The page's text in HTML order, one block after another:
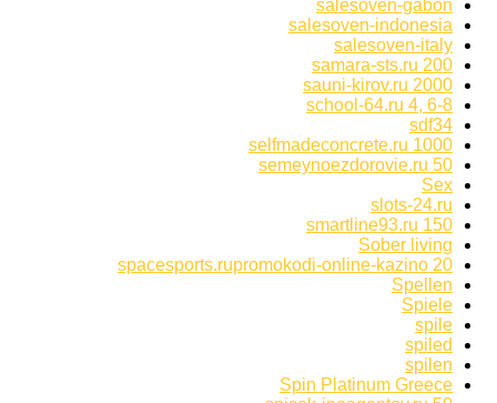
salesoven-gabon
salesoven-indonesia
salesoven-italy
samara-sts.ru 200
sauni-kirov.ru 2000
school-64.ru 4, 6-8
sdf34
selfmadeconcrete.ru 1000
semeynoezdorovie.ru 50
Sex
slots-24.ru
smartline93.ru 150
Sober living
spacesports.rupromokodi-online-kazino 20
Spellen
Spiele
spile
spiled
spilen
Spin Platinum Greece